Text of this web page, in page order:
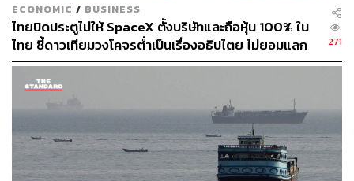
ECONOMIC / BUSINESS
ไทยปิดประตูไม่ให้ SpaceX ตั้งบริษัทและถือหุ้น 100% ใน
ไทย ชี้ดาวเทียมวงโคจรต่ำเป็นเรื่องอธิปไตย ไม่ยอมแลก
ในโต๊ะเจรจาการค้า
271